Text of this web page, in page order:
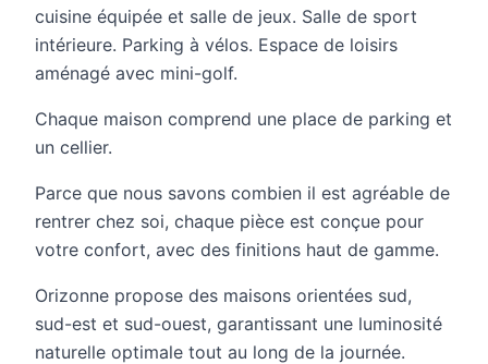
cuisine équipée et salle de jeux. Salle de sport
intérieure. Parking à vélos. Espace de loisirs
aménagé avec mini-golf.
Chaque maison comprend une place de parking et
un cellier.
Parce que nous savons combien il est agréable de
rentrer chez soi, chaque pièce est conçue pour
votre confort, avec des finitions haut de gamme.
Orizonne propose des maisons orientées sud,
sud-est et sud-ouest, garantissant une luminosité
naturelle optimale tout au long de la journée.